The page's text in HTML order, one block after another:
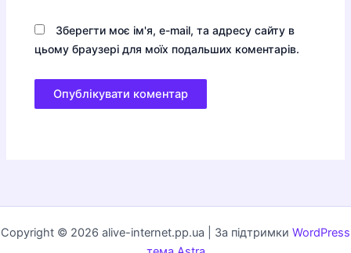
Зберегти моє ім'я, e-mail, та адресу сайту в
цьому браузері для моїх подальших коментарів.
Copyright © 2026 alive-internet.pp.ua | За підтримки WordPress